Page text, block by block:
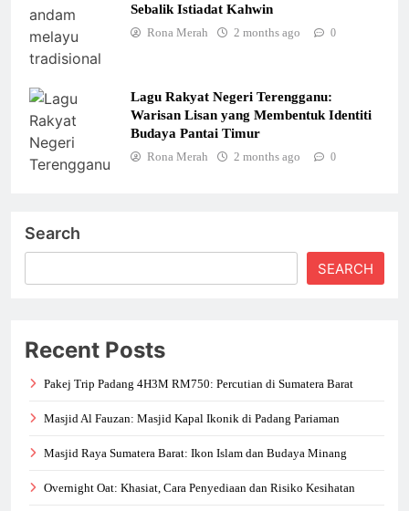
Sebalik Istiadat Kahwin
Rona Merah 2 months ago 0
Lagu Rakyat Negeri Terengganu:
Warisan Lisan yang Membentuk Identiti
Budaya Pantai Timur
Rona Merah 2 months ago 0
Search
SEARCH
Recent Posts
Pakej Trip Padang 4H3M RM750: Percutian di Sumatera Barat
Masjid Al Fauzan: Masjid Kapal Ikonik di Padang Pariaman
Masjid Raya Sumatera Barat: Ikon Islam dan Budaya Minang
Overnight Oat: Khasiat, Cara Penyediaan dan Risiko Kesihatan